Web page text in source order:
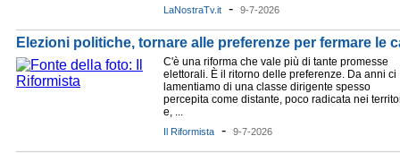
LaNostraTv.it - 9-7-2026
Elezioni politiche, tornare alle preferenze per fermare le
C'è una riforma che vale più di tante promesse
elettorali. È il ritorno delle preferenze. Da anni ci
lamentiamo di una classe dirigente spesso
percepita come distante, poco radicata nei
e, ...
Il Riformista - 9-7-2026